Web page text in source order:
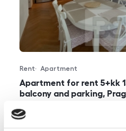
Apartment for rent 5+kk
balcony and parking,
Offer type
Rent
Property type
Apartment
rozměry
disposition
5+kk